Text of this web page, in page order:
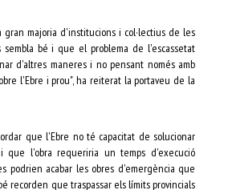
gran majoria d'institucions i col·lectius de les
bé i que el problema de l'escassetat
d'altres maneres i no pensant només amb
l'Ebre i prou", ha reiterat la portaveu de la
que l'Ebre no té capacitat de solucionar
que l'obra requeriria un temps d'execució
podrien acabar les obres d'emergència que
recorden que traspassar els límits provincials